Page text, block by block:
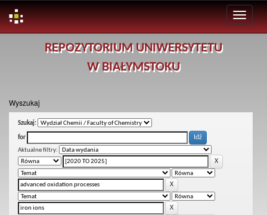
REPOZYTORIUM UNIWERSYTETU
W BIAŁYMSTOKU
Wyszukaj
Szukaj:
for
Aktualne filtry: